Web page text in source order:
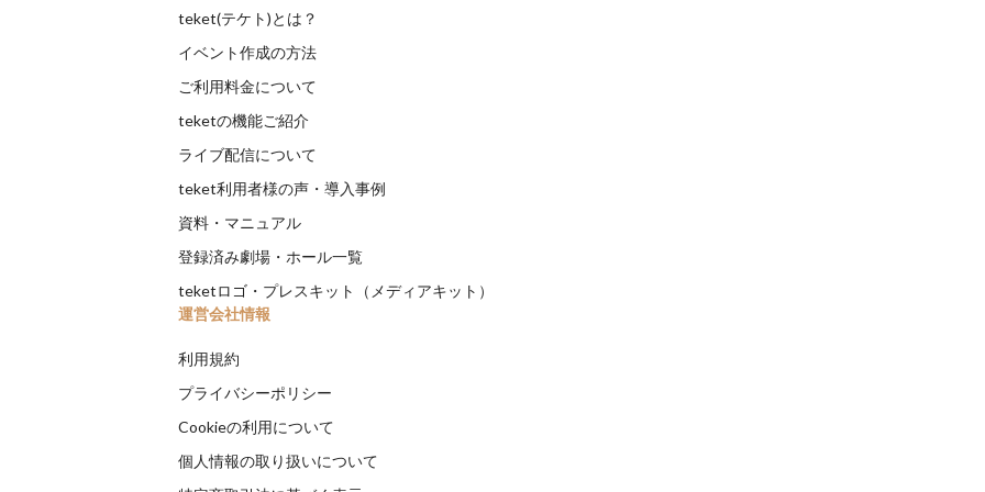
teket(テケト)とは？
イベント作成の方法
ご利用料金について
teketの機能ご紹介
ライブ配信について
teket利用者様の声・導入事例
資料・マニュアル
登録済み劇場・ホール一覧
teketロゴ・プレスキット（メディアキット）
運営会社情報
利用規約
プライバシーポリシー
Cookieの利用について
個人情報の取り扱いについて